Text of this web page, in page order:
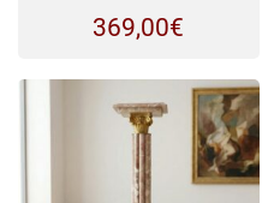
369,00€